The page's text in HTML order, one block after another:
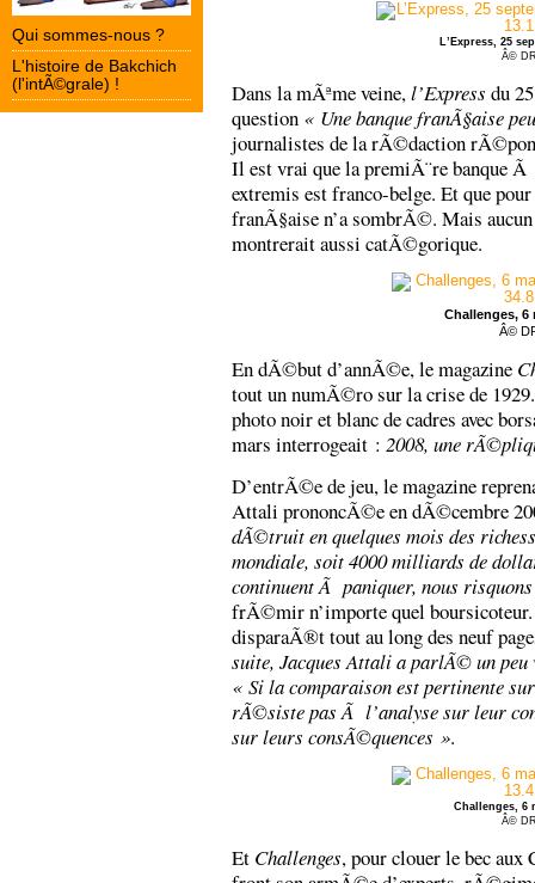
Qui sommes-nous ?
L'histoire de Bakchich
(l'intÃ©grale) !
L’Express, 25
Â©
Dans la mÃªme veine,l’Express du
question « Une banque franÃ§aise
journalistes de la rÃ©daction
Il est vrai que la premiÃ¨re
extremis est franco-belge. Et que
franÃ§aise n’a sombrÃ©. Mais
montrerait aussi catÃ©gorique.
Challenges, 6
Â©
En dÃ©but d’annÃ©e, le magazine
tout un numÃ©ro sur la crise de
photo noir et blanc de cadres avec
mars interrogeait : 2008, une
D’entrÃ©e de jeu, le magazine
Attali prononcÃ©e en dÃ©cembre
dÃ©truit en quelques mois des
mondiale, soit 4000 milliards de
continuent Ã paniquer, nous
frÃ©mir n’importe quel boursicoteur.
disparaÃ®t tout au long des neuf
suite, Jacques Attali a parlÃ© un peu
« Si la comparaison est pertinente
rÃ©siste pas Ã l’analyse sur leur
sur leurs consÃ©quences ».
Challenges, 6
Â©
Et Challenges, pour clouer le bec aux